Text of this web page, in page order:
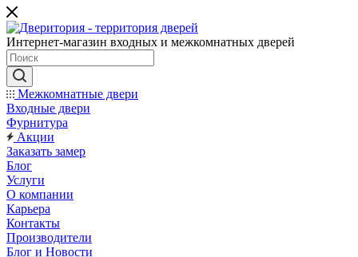
Интернет-магазин входных и межкомнатных дверей
Межкомнатные двери
Входные двери
Фурнитура
Акции
Заказать замер
Блог
Услуги
О компании
Карьера
Контакты
Производители
Блог и Новости